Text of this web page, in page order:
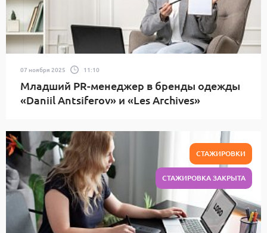
07 ноября 2025 11:10
Младший PR-менеджер в бренды одежды
«Daniil Antsiferov» и «Les Archives»
СТАЖИРОВКИ
СТАЖИРОВКА ЗАКРЫТА